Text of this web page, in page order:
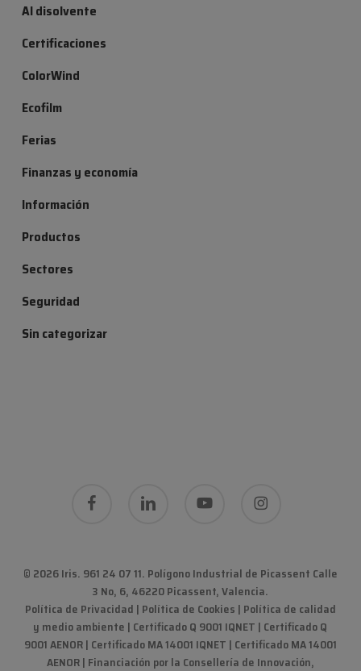
Al disolvente
Certificaciones
ColorWind
Ecofilm
Ferias
Finanzas y economía
Información
Productos
Sectores
Seguridad
Sin categorizar
facebook linkedin instagram
© 2026 Iris. 961 24 07 11. Polígono Industrial de Picassent Calle
3 No, 6, 46220 Picassent, Valencia.
Política de Privacidad | Política de Cookies | Política de calidad
y medio ambiente | Certificado Q 9001 IQNET | Certificado Q
9001 AENOR | Certificado MA 14001 IQNET | Certificado MA 14001
AENOR| Financiación por la Consellería de Innovación,